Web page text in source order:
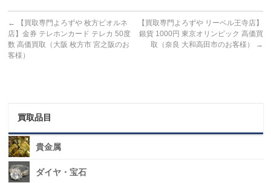
←
【買取専門よろずや 枚方ビオルネ
店】金券 テレホンカード テレカ 50度
数 高価買取（大阪 枚方市 宮之阪のお
客様）
【買取専門よろずや リーベル王寺店】
銀貨 1000円 東京オリンピック 高価買
取（奈良 大和高田市のお客様）
→
買取品目
貴金属
ダイヤ・宝石